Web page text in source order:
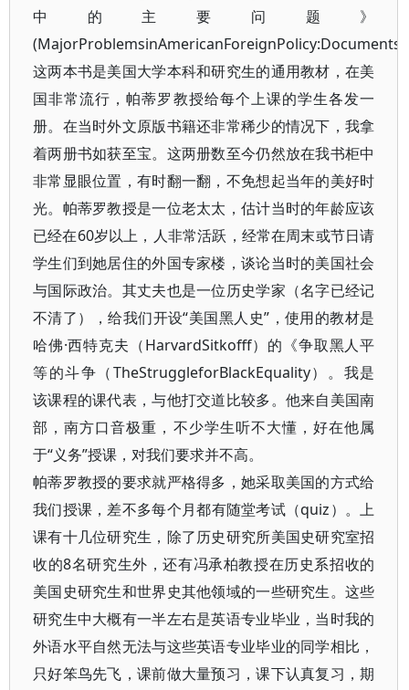
中的主要问题》
这两本书是美国大学本科和研究生的通用教材，在美
国非常流行，帕蒂罗教授给每个上课的学生各发一
册。在当时外文原版书籍还非常稀少的情况下，我拿
着两册书如获至宝。这两册数至今仍然放在我书柜中
非常显眼位置，有时翻一翻，不免想起当年的美好时
光。帕蒂罗教授是一位老太太，估计当时的年龄应该
已经在60岁以上，人非常活跃，经常在周末或节日请
学生们到她居住的外国专家楼，谈论当时的美国社会
与国际政治。其丈夫也是一位历史学家（名字已经记
不清了），给我们开设“美国黑人史”，使用的教材是
哈佛·西特克夫（HarvardSitkofff）的《争取黑人平
等的斗争（TheStruggleforBlackEquality）。我是
该课程的课代表，与他打交道比较多。他来自美国南
部，南方口音极重，不少学生听不大懂，好在他属
于“义务”授课，对我们要求并不高。
帕蒂罗教授的要求就严格得多，她采取美国的方式给
我们授课，差不多每个月都有随堂考试（quiz）。上
课有十几位研究生，除了历史研究所美国史研究室招
收的8名研究生外，还有冯承柏教授在历史系招收的
美国史研究生和世界史其他领域的一些研究生。这些
研究生中大概有一半左右是英语专业毕业，当时我的
外语水平自然无法与这些英语专业毕业的同学相比，
只好笨鸟先飞，课前做大量预习，课下认真复习，期